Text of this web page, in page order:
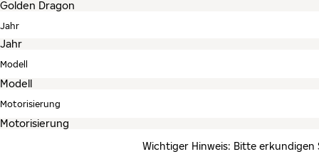
Jahr
Modell
Motorisierung
Wichtiger Hinweis: Bitte